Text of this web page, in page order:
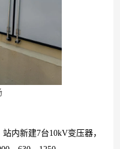
站内新建7台10kV变压器，